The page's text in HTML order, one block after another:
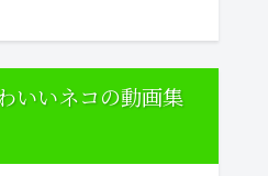
いいネコの動画集